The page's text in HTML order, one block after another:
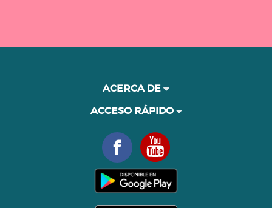
ACERCA DE
ACCESO RÁPIDO